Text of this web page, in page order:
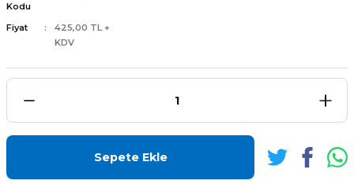
Kodu
Fiyat
425,00 TL +
KDV
Sepete Ekle